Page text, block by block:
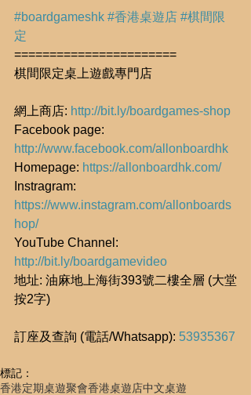
#boardgameshk #香港桌遊店 #棋間限
定
=======================
棋間限定桌上遊戲專門店
網上商店: http://bit.ly/boardgames-shop
Facebook page:
http://www.facebook.com/allonboardhk
Homepage: https://allonboardhk.com/
Instragram:
https://www.instagram.com/allonboards
hop/
YouTube Channel:
http://bit.ly/boardgamevideo
地址: 油麻地上海街393號二樓全層 (大堂
按2字)
訂座及查詢 (電話/Whatsapp): 53935367
標記：
香港定期桌遊聚會香港桌遊店中文桌遊